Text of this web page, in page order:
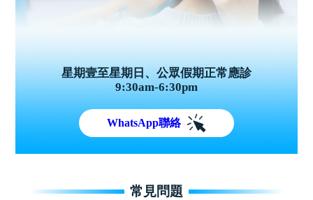
星期壹至星期日、公眾假期正常應診
9:30am-6:30pm
WhatsApp聯絡
常見問題